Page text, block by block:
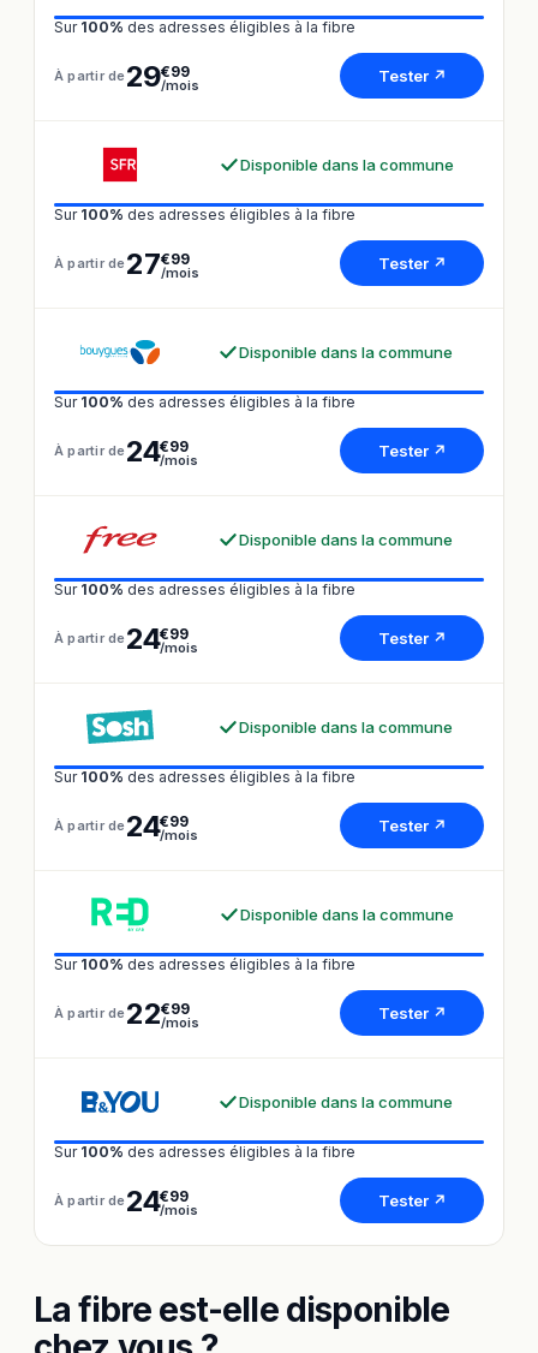
Sur 100% des adresses éligibles à la fibre
À partir de 29€99
/mois Tester ↗
Disponible dans la commune
Sur 100% des adresses éligibles à la fibre
À partir de 27€99
/mois Tester ↗
Disponible dans la commune
Sur 100% des adresses éligibles à la fibre
À partir de 24€99
/mois Tester ↗
Disponible dans la commune
Sur 100% des adresses éligibles à la fibre
À partir de 24€99
/mois Tester ↗
Disponible dans la commune
Sur 100% des adresses éligibles à la fibre
À partir de 24€99
/mois Tester ↗
Disponible dans la commune
Sur 100% des adresses éligibles à la fibre
À partir de 22€99
/mois Tester ↗
Disponible dans la commune
Sur 100% des adresses éligibles à la fibre
À partir de 24€99
/mois Tester ↗
La fibre est-elle disponible